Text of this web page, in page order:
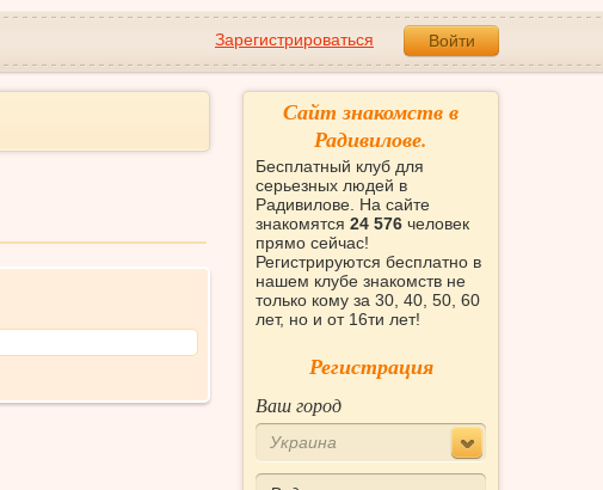
Зарегистрироваться Войти
Сайт знакомств в
Радивилове.
Бесплатный клуб для
серьезных людей в
Радивилове. На сайте
знакомятся 24 576 человек
прямо сейчас!
Регистрируются бесплатно в
нашем клубе знакомств не
только кому за 30, 40, 50, 60
лет, но и от 16ти лет!
Регистрация
Ваш город
Украина